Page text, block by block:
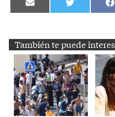
Compartir
en
Compartir
en
También te puede